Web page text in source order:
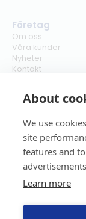
About
We use
site
features and
Learn more
Företag
Om oss
Våra kunder
Nyheter
Kontakt